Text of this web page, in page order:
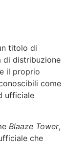
titolo di
di distribuzione
il proprio
come
ufficiale
Blaaze Tower,
che